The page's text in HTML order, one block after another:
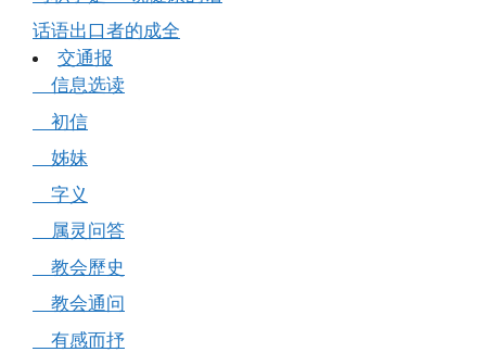
话语出口者的成全
交通报
信息选读
初信
姊妹
字义
属灵问答
教会歷史
教会通问
有感而抒